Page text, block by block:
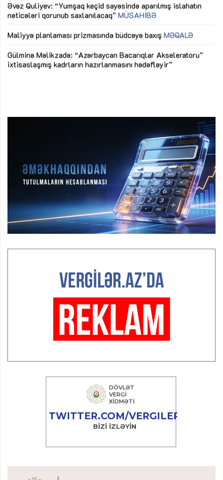
Əvəz Quliyev: “Yumşaq keçid sayəsində aparılmış islahatın
nəticələri qorunub saxlanılacaq” MÜSAHİBƏ
Maliyyə planlaması prizmasında büdcəyə baxış MƏQALƏ
Gülminə Məlikzadə: “Azərbaycan Bacarıqlar Akseleratoru”
ixtisaslaşmış kadrların hazırlanmasını hədəfləyir”